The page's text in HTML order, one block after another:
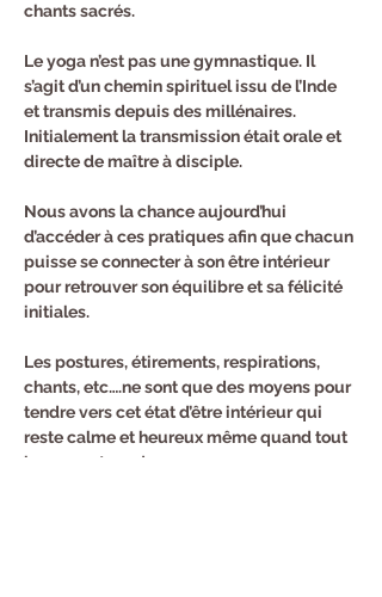
chants sacrés.
Le yoga n’est pas une gymnastique. Il
s’agit d’un chemin spirituel issu de l’Inde
et transmis depuis des millénaires.
Initialement la transmission était orale et
directe de maître à disciple.
Nous avons la chance aujourd’hui
d’accéder à ces pratiques afin que chacun
puisse se connecter à son être intérieur
pour retrouver son équilibre et sa félicité
initiales.
Les postures, étirements, respirations,
chants, etc….ne sont que des moyens pour
tendre vers cet état d’être intérieur qui
reste calme et heureux même quand tout
bouge autour de nous.